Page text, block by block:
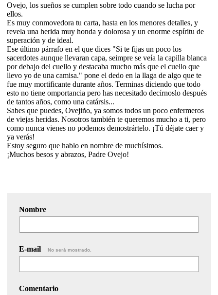
Ovejo, los sueños se cumplen sobre todo cuando se lucha por
ellos.
Es muy conmovedora tu carta, hasta en los menores detalles, y
revela una herida muy honda y dolorosa y un enorme espíritu de
superación y de ideal.
Ese último párrafo en el que dices "Si te fijas un poco los
sacerdotes aunque llevaran capa, seimpre se veía la capilla blanca
por debajo del cuello y destacaba mucho más que el cuello que
llevo yo de una camisa." pone el dedo en la llaga de algo que te
fue muy mortificante durante años. Terminas diciendo que todo
esto no tiene omportancia pero has necesitado decírnoslo después
de tantos años, como una catársis...
Sabes que puedes, Ovejiño, ya somos todos un poco enfermeros
de viejas heridas. Nosotros también te queremos mucho a ti, pero
como nunca vienes no podemos demostrártelo. ¡Tú déjate caer y
ya verás!
Estoy seguro que hablo en nombre de muchísimos.
¡Muchos besos y abrazos, Padre Ovejo!
Nombre
E-mail No será mostrado.
Comentario